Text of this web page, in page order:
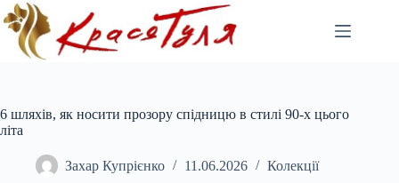
Перейти
до
вмісту
6 шляхів, як носити прозору спідницю в стилі 90-х цього
літа
Захар Купрієнко 11.06.2026 Колекції